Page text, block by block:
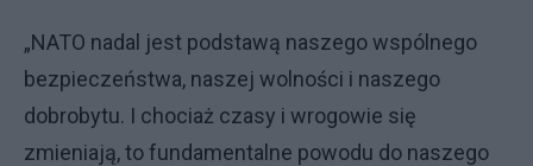
„NATO nadal jest podstawą naszego wspólnego
bezpieczeństwa, naszej wolności i naszego
dobrobytu. I chociaż czasy i wrogowie się
zmieniają, to fundamentalne powodu do naszego